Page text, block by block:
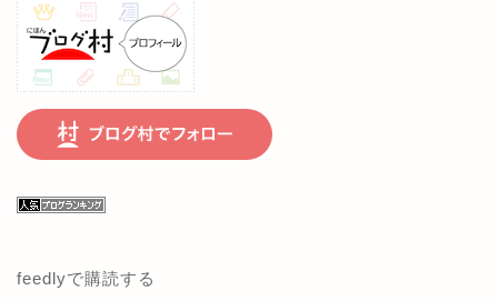
feedlyで購読する